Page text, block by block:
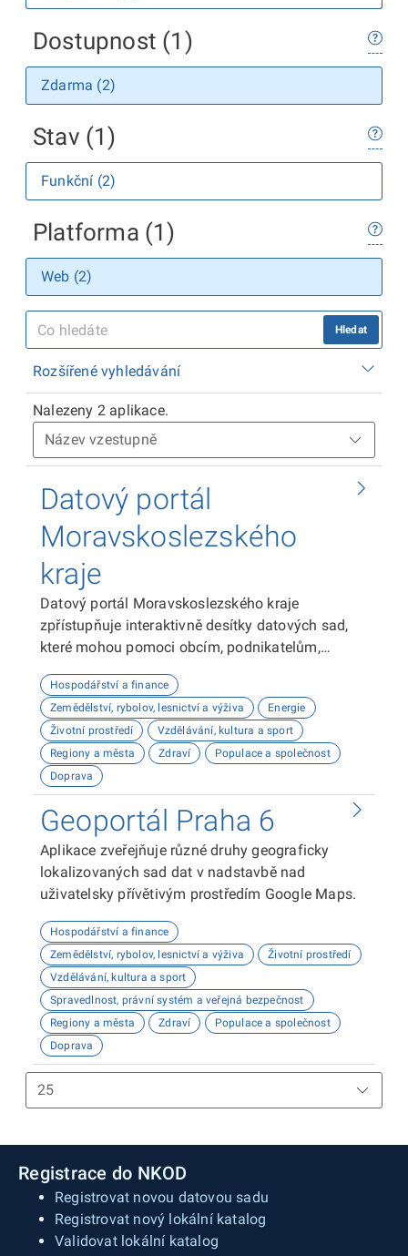
Dostupnost (1)
Zdarma (2)
Stav (1)
Funkční (2)
Platforma (1)
Web (2)
Hledat
Rozšířené vyhledávání
Nalezeny 2 aplikace.
Datový portál
Moravskoslezského
kraje
Datový portál Moravskoslezského kraje
zpřístupňuje interaktivně desítky datových sad,
které mohou pomoci obcím, podnikatelům,
plánovat, inovovat a poznávat náš kraj. Uživatelé
zde najdou informace o demografii, dopravě,
školství, životním prostředí, kultuře nebo třeba
potenciálu pro fotovoltaiku.
Hospodářství a finance
Zemědělství, rybolov, lesnictví a výživa
Energie
Životní prostředí
Vzdělávání, kultura a sport
Regiony a města
Zdraví
Populace a společnost
Doprava
Geoportál Praha 6
Aplikace zveřejňuje různé druhy geograficky
lokalizovaných sad dat v nadstavbě nad
uživatelsky přívětivým prostředím Google Maps.
Hospodářství a finance
Zemědělství, rybolov, lesnictví a výživa
Životní prostředí
Vzdělávání, kultura a sport
Spravedlnost, právní systém a veřejná bezpečnost
Regiony a města
Zdraví
Populace a společnost
Doprava
Registrace do NKOD
Registrovat novou datovou sadu
Registrovat nový lokální katalog
Validovat lokální katalog